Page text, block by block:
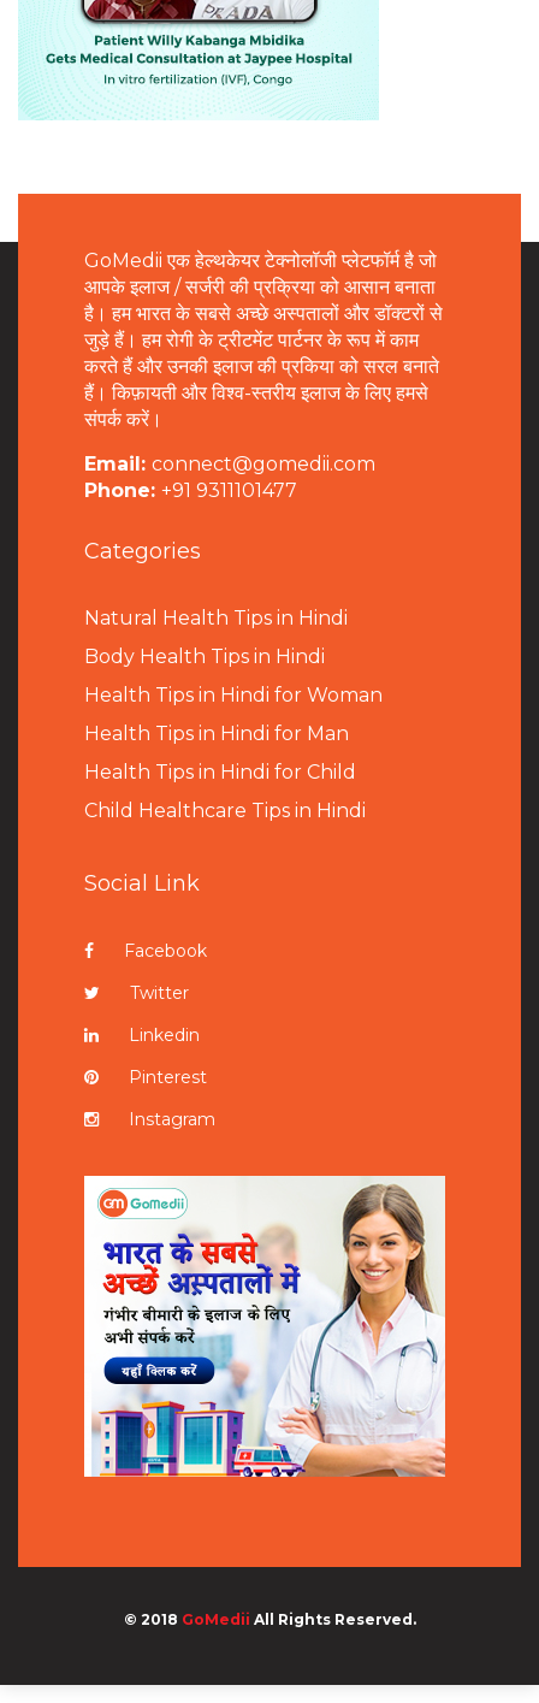
GoMedii एक हेल्थकेयर टेक्नोलॉजी प्लेटफॉर्म है जो
आपके इलाज / सर्जरी की प्रक्रिया को आसान बनाता
है। हम भारत के सबसे अच्छे अस्पतालों और डॉक्टरों से
जुड़े हैं। हम रोगी के ट्रीटमेंट पार्टनर के रूप में काम
करते हैं और उनकी इलाज की प्रकिया को सरल बनाते
हैं। किफ़ायती और विश्व-स्तरीय इलाज के लिए हमसे
संपर्क करें।
Email: connect@gomedii.com
Phone: +91 9311101477
Categories
Natural Health Tips in Hindi
Body Health Tips in Hindi
Health Tips in Hindi for Woman
Health Tips in Hindi for Man
Health Tips in Hindi for Child
Child Healthcare Tips in Hindi
Social Link
Facebook
Twitter
Linkedin
Pinterest
Instagram
© 2018 GoMedii All Rights Reserved.